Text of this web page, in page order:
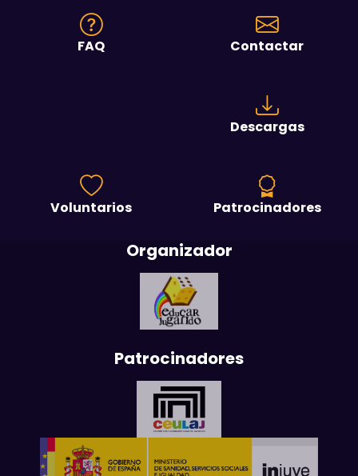
FAQ Contactar
Descargas
Voluntarios Patrocinadores
Organizador
Patrocinadores